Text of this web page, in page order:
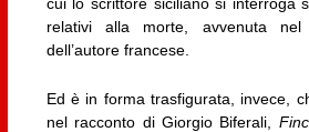
cui lo scrittore siciliano si interroga
relativi alla morte, avvenuta
dell’autore francese.
Ed è in forma trasfigurata, invece,
nel racconto di Giorgio Biferali,